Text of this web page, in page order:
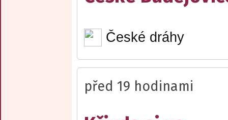
České dráhy
před 19 hodinami